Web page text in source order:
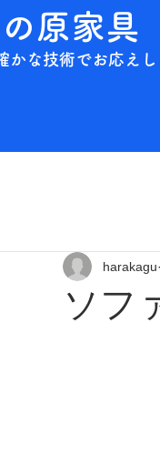
原家具
かな技術でお応えし
ソフ
harakagu